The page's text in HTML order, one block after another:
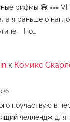
рифмы 😁 === VI.
я раньше о
Но…
к Комикс
поучаствую в
челлендж для